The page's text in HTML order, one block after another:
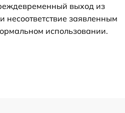
выход из
несоответствие заявленным
использовании.